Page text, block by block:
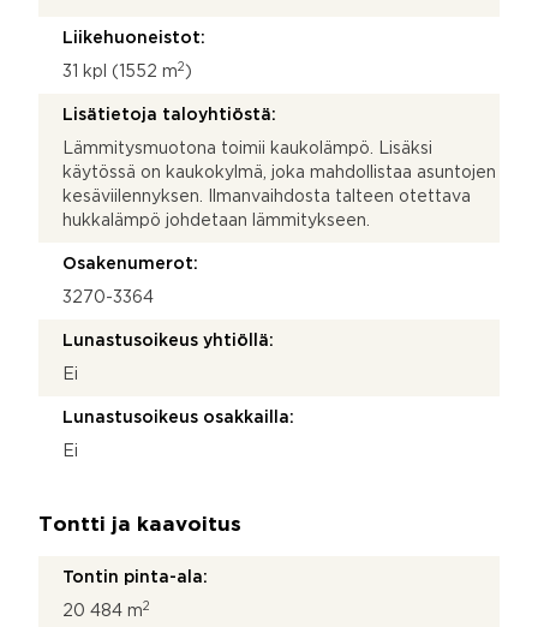
Liikehuoneistot:
31 kpl (1552 m2 )
Lisätietoja taloyhtiöstä:
Lämmitysmuotona toimii kaukolämpö. Lisäksi
käytössä on kaukokylmä, joka mahdollistaa asuntojen
kesäviilennyksen. Ilmanvaihdosta talteen otettava
hukkalämpö johdetaan lämmitykseen.
Osakenumerot:
3270-3364
Lunastusoikeus yhtiöllä:
Ei
Lunastusoikeus osakkailla:
Ei
Tontti ja kaavoitus
Tontin pinta-ala:
20 484 m2